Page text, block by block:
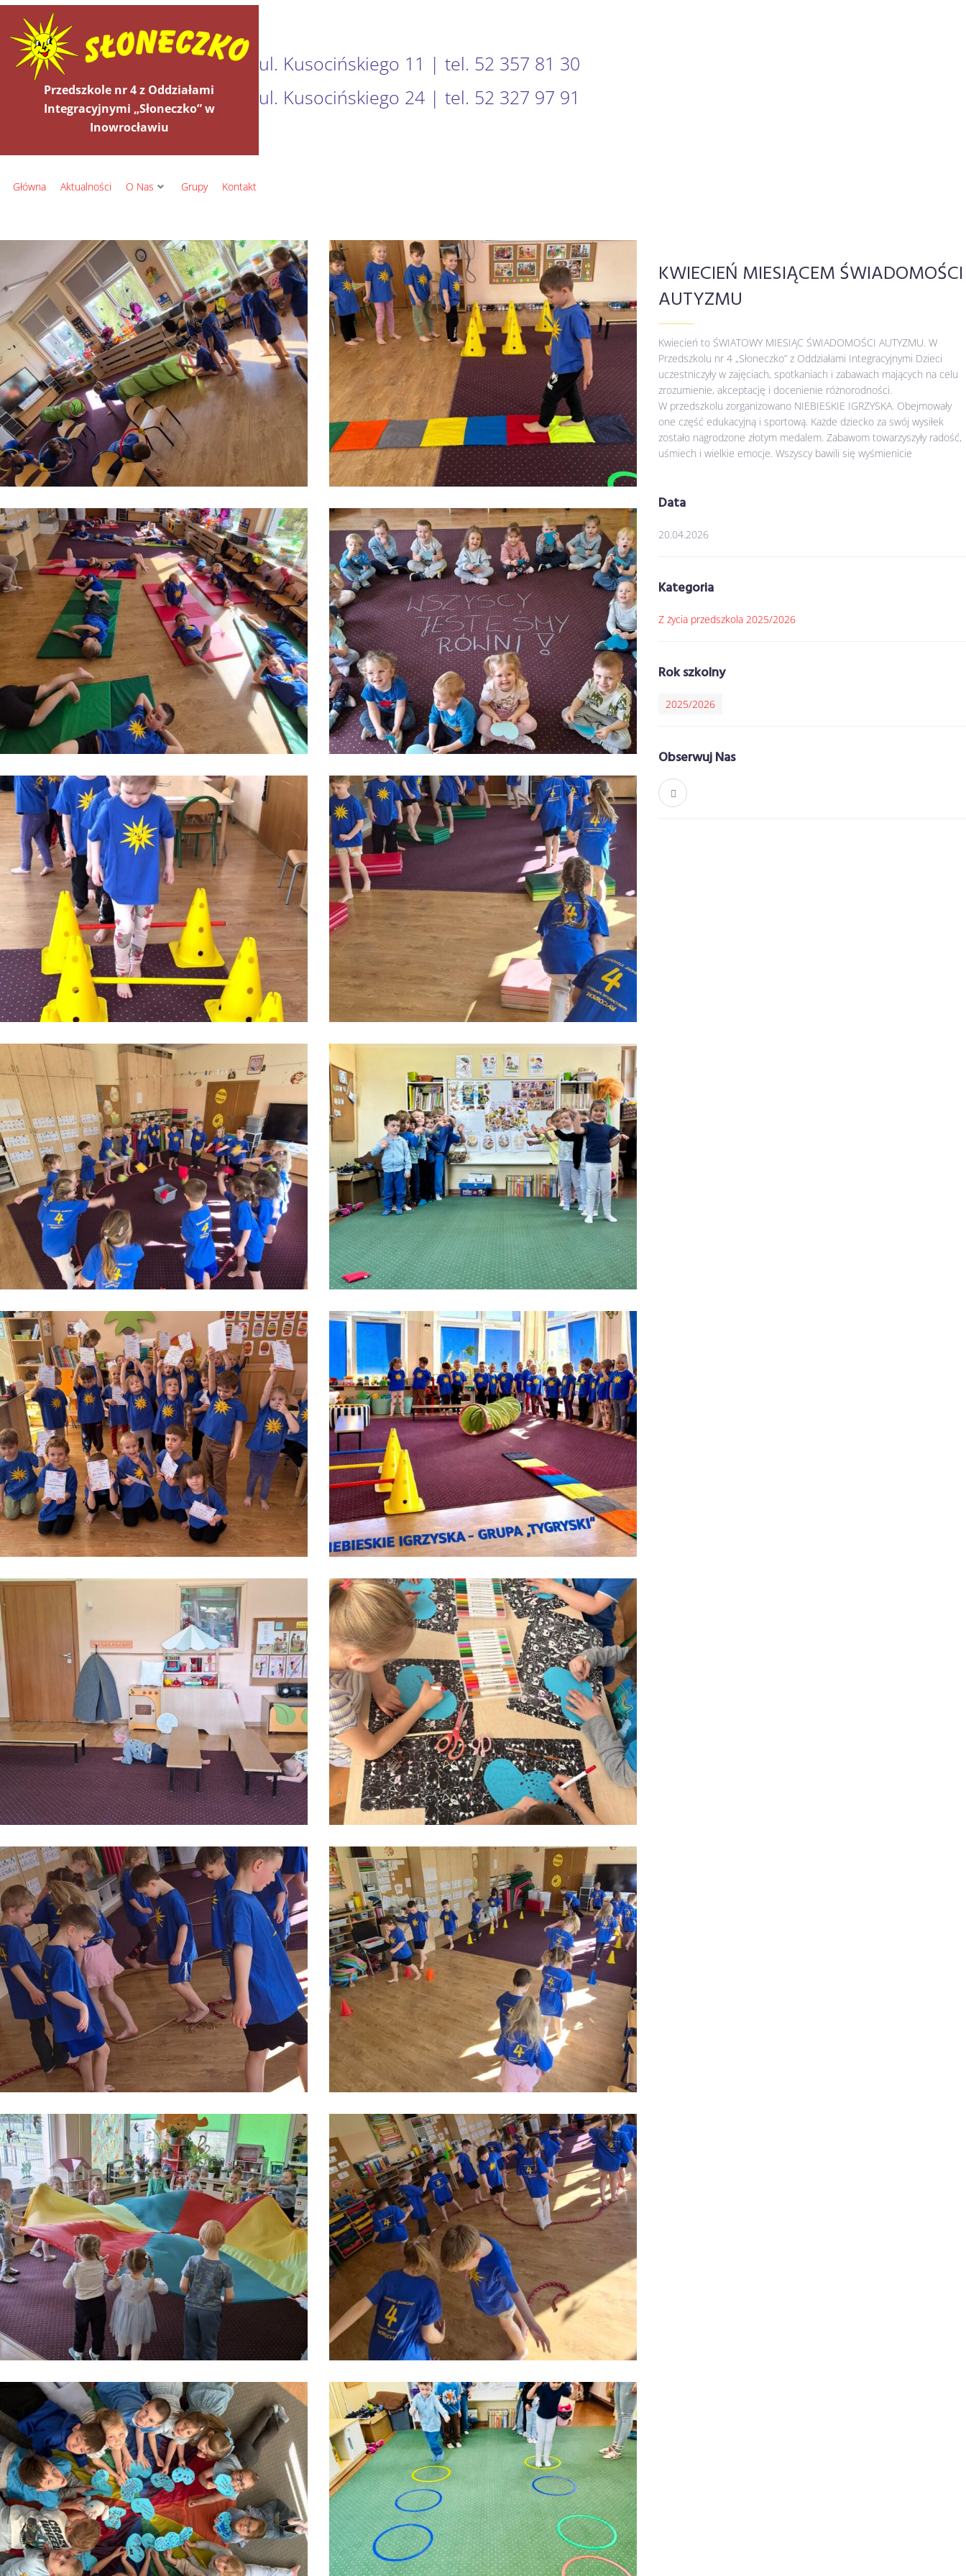
Przedszkole nr 4 z Oddziałami
Integracyjnymi „Słoneczko” w
Inowrocławiu
ul. Kusocińskiego 11 | tel. 52 357 81 30
ul. Kusocińskiego 24 | tel. 52 327 97 91
Główna Aktualności O Nas Grupy Kontakt
KWIECIEŃ MIESIĄCEM ŚWIADOMOŚCI
AUTYZMU
Kwiecień to ŚWIATOWY MIESIĄC ŚWIADOMOŚCI AUTYZMU. W
Przedszkolu nr 4 „Słoneczko” z Oddziałami Integracyjnymi Dzieci
uczestniczyły w zajęciach, spotkaniach i zabawach mających na celu
zrozumienie, akceptację i docenienie różnorodności.
W przedszkolu zorganizowano NIEBIESKIE IGRZYSKA. Obejmowały
one część edukacyjną i sportową. Każde dziecko za swój wysiłek
zostało nagrodzone złotym medalem. Zabawom towarzyszyły radość,
uśmiech i wielkie emocje. Wszyscy bawili się wyśmienicie
Data
20.04.2026
Kategoria
Z życia przedszkola 2025/2026
Rok szkolny
2025/2026
Obserwuj Nas